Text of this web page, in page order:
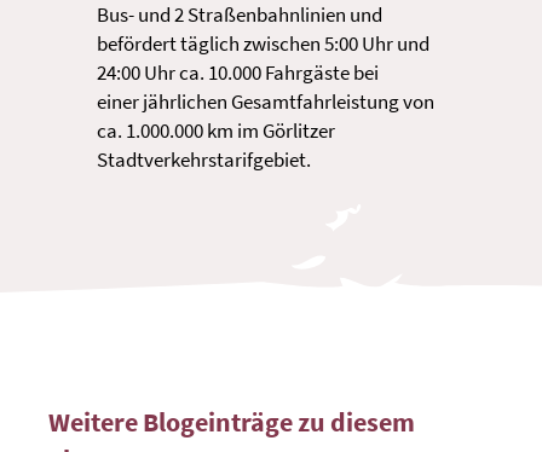
Bus- und 2 Straßenbahnlinien und
befördert täglich zwischen 5:00 Uhr und
24:00 Uhr ca. 10.000 Fahrgäste bei
einer jährlichen Gesamtfahrleistung von
ca. 1.000.000 km im Görlitzer
Stadtverkehrstarifgebiet.
Weitere Blogeinträge zu diesem